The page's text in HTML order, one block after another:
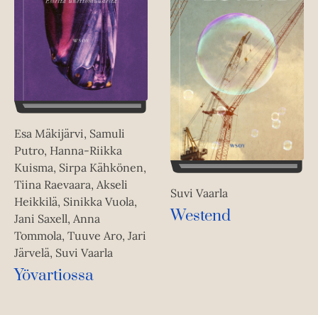
Esa Mäkijärvi, Samuli
Putro, Hanna-Riikka
Kuisma, Sirpa Kähkönen,
Tiina Raevaara, Akseli
Heikkilä, Sinikka Vuola,
Jani Saxell, Anna
Tommola, Tuuve Aro, Jari
Järvelä, Suvi Vaarla
Yövartiossa
Suvi Vaarla
Westend